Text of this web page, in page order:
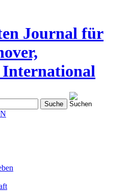
Journal für